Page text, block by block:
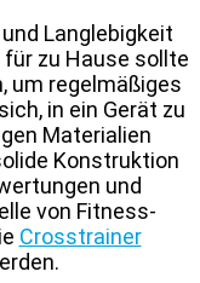
Langlebigkeit
zu Hause sollte
um regelmäßiges
in ein Gerät zu
Materialien
Konstruktion
und
von Fitness-
Crosstrainer